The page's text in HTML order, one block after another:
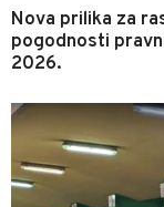
Nova prilika za
pogodnosti
2026.